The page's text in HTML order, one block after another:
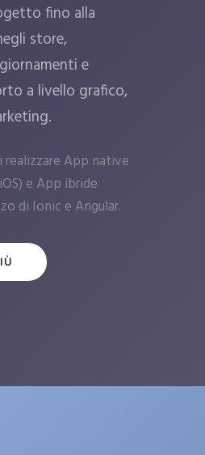
fino alla
store,
e
a livello grafico,
realizzare App native
e App ibride
di Ionic e Angular.